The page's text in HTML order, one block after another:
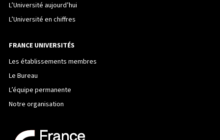
L’Université aujourd’hui
L’Université en chiffres
FRANCE UNIVERSITÉS
Les établissements membres
Le Bureau
L’équipe permanente
Notre organisation